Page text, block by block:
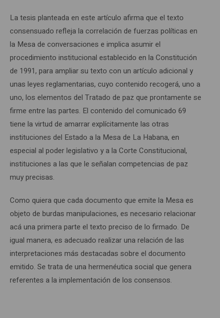
La tesis planteada en este artículo afirma que el texto
consensuado refleja la correlación de fuerzas políticas en
la Mesa de conversaciones e implica asumir el
procedimiento institucional establecido en la Constitución
de 1991, para ampliar su texto con un artículo adicional y
unas leyes reglamentarias, cuyo contenido recogerá, uno a
uno, los elementos del Tratado de paz que prontamente se
firme entre las partes. El contenido del comunicado 69
tiene la virtud de amarrar explícitamente las otras
instituciones del Estado a la Mesa de La Habana, en
especial al poder legislativo y a la Corte Constitucional,
instituciones a las que le señalan competencias de paz
muy precisas.
Como quiera que cada documento que emite la Mesa es
objeto de burdas manipulaciones, es necesario relacionar
acá una primera parte el texto preciso de lo firmado. De
igual manera, es adecuado realizar una relación de las
interpretaciones más destacadas sobre el documento
emitido. Se trata de una hermenéutica social que genera
referentes a la implementación de los consensos.